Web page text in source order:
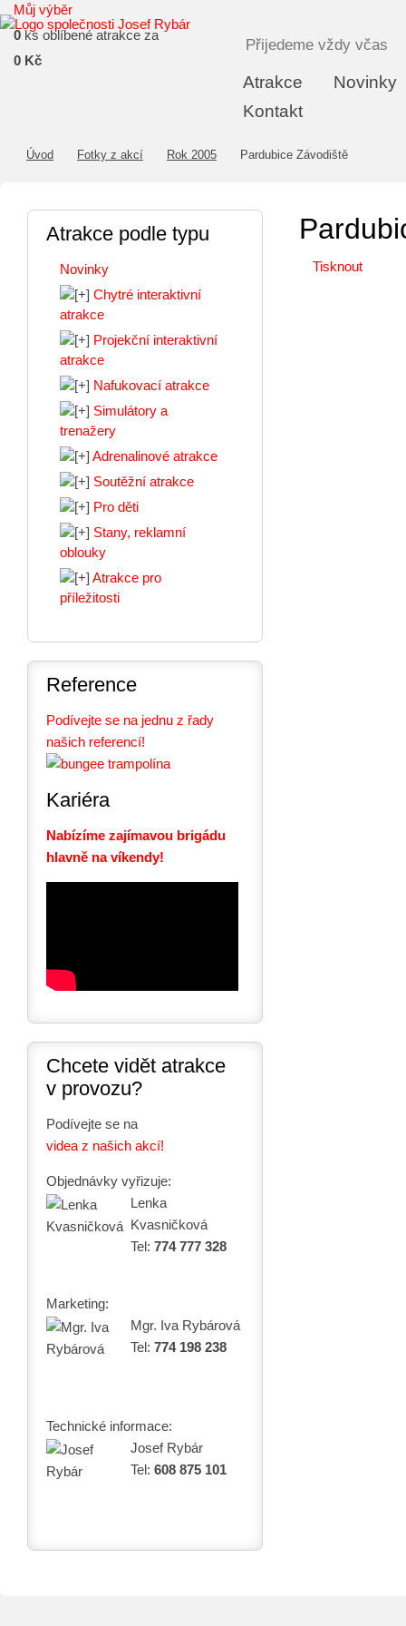
Atrakce
Novinky
Kontakt
Můj výběr
0 ks oblíbené atrakce za
0 Kč
Přijedeme vždy včas
Úvod Fotky z akcí Rok 2005 Pardubice Závodiště
Tisknout
Atrakce podle typu
Novinky
Chytré interaktivní
atrakce
Projekční interaktivní
atrakce
Nafukovací atrakce
Simulátory a
trenažery
Adrenalinové atrakce
Soutěžní atrakce
Pro děti
Stany, reklamní
oblouky
Atrakce pro
příležitosti
Reference
Podívejte se na jednu z řady
našich referencí!
Kariéra
Nabízíme zajímavou brigádu
hlavně na víkendy!
Chcete vidět atrakce
v provozu?
Podívejte se na
videa z našich akcí!
Objednávky vyřizuje:
Lenka
Kvasničková
Tel: 774 777 328
Marketing:
Mgr. Iva Rybárová
Tel: 774 198 238
Technické informace:
Josef Rybár
Tel: 608 875 101